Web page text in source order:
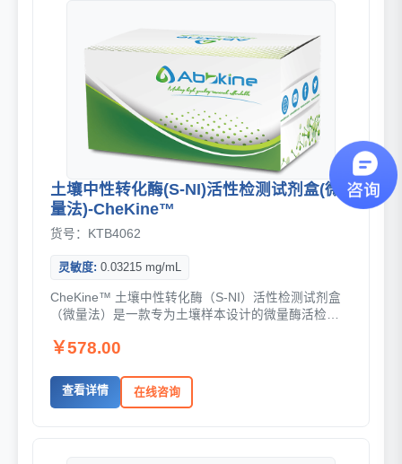
土壤中性转化酶(S-NI)活性检测试剂盒(微
量法)-CheKine™
货号：KTB4062
灵敏度: 0.03215 mg/mL
CheKine™ 土壤中性转化酶（S-NI）活性检测试剂盒
（微量法）是一款专为土壤样本设计的微量酶活检测
￥578.00
查看详情 在线咨询